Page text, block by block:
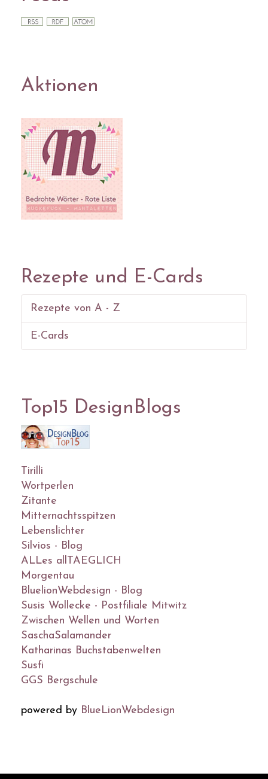
Aktionen
Rezepte und E-Cards
Rezepte von A - Z
E-Cards
Top15 DesignBlogs
Tirilli
Wortperlen
Zitante
Mitternachtsspitzen
Lebenslichter
Silvios - Blog
ALLes allTAEGLICH
Morgentau
BluelionWebdesign - Blog
Susis Wollecke - Postfiliale Mitwitz
Zwischen Wellen und Worten
SaschaSalamander
Katharinas Buchstabenwelten
Susfi
GGS Bergschule
powered by BlueLionWebdesign